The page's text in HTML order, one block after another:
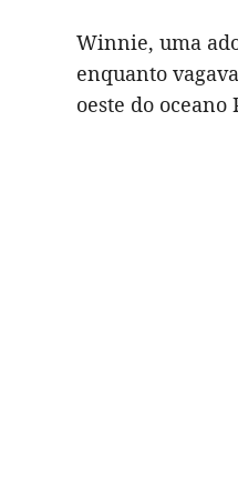
Winnie, uma
enquanto
oeste do oceano